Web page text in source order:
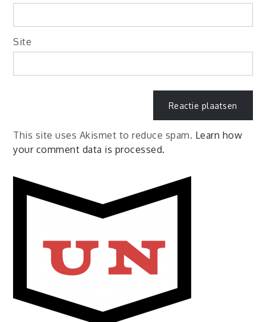
Site
This site uses Akismet to reduce spam. Learn how
your comment data is processed.